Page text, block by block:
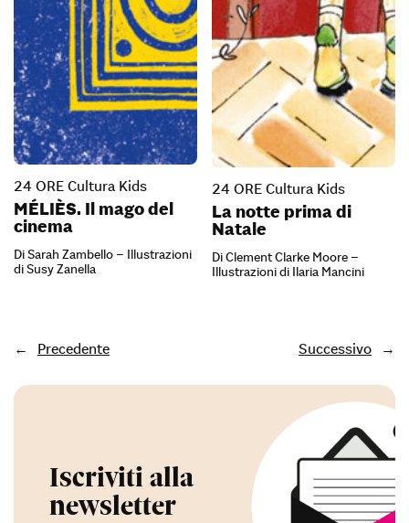
24 ORE Cultura Kids
MÉLIÈS. Il mago del
cinema
Di Sarah Zambello – Illustrazioni
di Susy Zanella
24 ORE Cultura Kids
La notte prima di
Natale
Di Clement Clarke Moore –
Illustrazioni di Ilaria Mancini
← Precedente Successivo →
Iscriviti alla
newsletter